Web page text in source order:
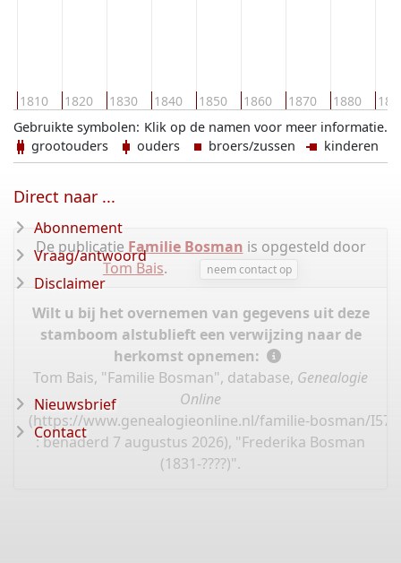
1810 1820 1830 1840 1850 1860 1870 1880
Klik op de namen voor meer informatie.
Gebruikte symbolen:
grootouders
ouders broers/zussen kinderen
De publicatie Familie Bosman is opgesteld door
Tom Bais. neem contact op
Wilt u bij het overnemen van gegevens uit deze
stamboom alstublieft een verwijzing naar de
herkomst opnemen:
Tom Bais, "Familie Bosman", database, Genealogie
Online
(https://www.genealogieonline.nl/familie-bosman/
: benaderd 7 augustus 2026), "Frederika Bosman
(1831-????)".
Direct naar ...
Abonnement
Vraag/antwoord
Disclaimer
Nieuwsbrief
Contact